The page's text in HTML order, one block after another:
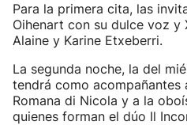
Para la primera cita, las
Oihenart con su dulce voz y
Alaine y Karine Etxeberri.
La segunda noche, la del
tendrá como acompañantes
Romana di Nicola y a la
quienes forman el dúo Il